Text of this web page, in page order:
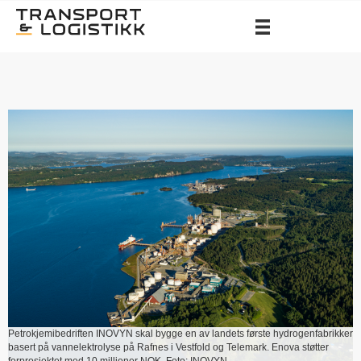
Petrokjemibedriften INOVYN skal bygge en av landets første hydrogenfabrikker
basert på vannelektrolyse på Rafnes i Vestfold og Telemark. Enova støtter